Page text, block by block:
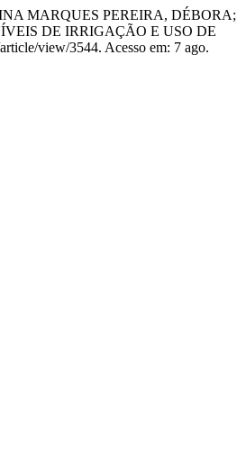
MARQUES PEREIRA, DÉBORA;
DE IRRIGAÇÃO E USO DE
view/3544. Acesso em: 7 ago.